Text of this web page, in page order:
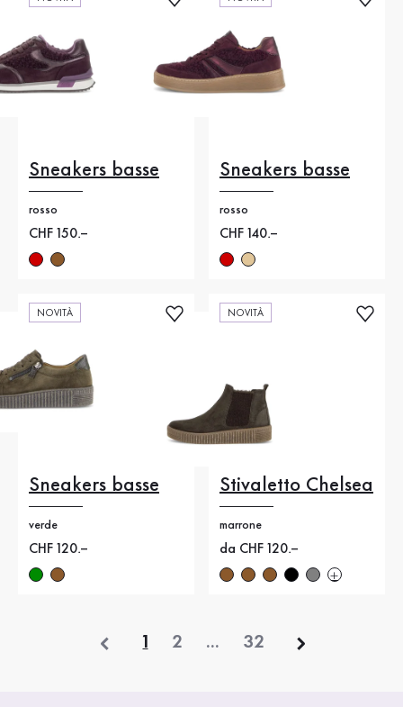
Sneakers basse
rosso
Nuovo prezzo
CHF 150.–
Sneakers basse
rosso
Nuovo prezzo
CHF 140.–
NOVITÀ
Sneakers basse
verde
Nuovo prezzo
CHF 120.–
NOVITÀ
Stivaletto Chelsea
marrone
Nuovo prezzo
da CHF 120.–
1 2 ... 32